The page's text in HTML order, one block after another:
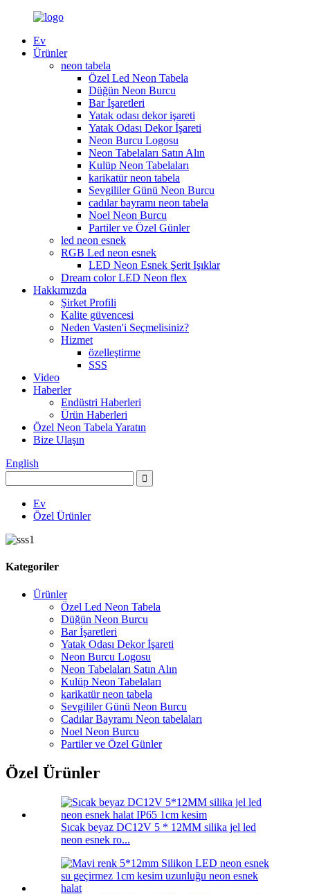
Ev
Ürünler
neon tabela
Özel Led Neon Tabela
Düğün Neon Burcu
Bar İşaretleri
Yatak odası dekor işareti
Yatak Odası Dekor İşareti
Neon Burcu Logosu
Neon Tabelaları Satın Alın
Kulüp Neon Tabelaları
karikatür neon tabela
Sevgililer Günü Neon Burcu
cadılar bayramı neon tabela
Noel Neon Burcu
Partiler ve Özel Günler
led neon esnek
RGB Led neon esnek
LED Neon Esnek Şerit Işıklar
Dream color LED Neon flex
Hakkımızda
Şirket Profili
Kalite güvencesi
Neden Vasten'i Seçmelisiniz?
Hizmet
özelleştirme
SSS
Video
Haberler
Endüstri Haberleri
Ürün Haberleri
Özel Neon Tabela Yaratın
Bize Ulaşın
English
Ev
Özel Ürünler
Kategoriler
Ürünler
Özel Led Neon Tabela
Düğün Neon Burcu
Bar İşaretleri
Yatak Odası Dekor İşareti
Neon Burcu Logosu
Neon Tabelaları Satın Alın
Kulüp Neon Tabelaları
karikatür neon tabela
Sevgililer Günü Neon Burcu
Cadılar Bayramı Neon tabelaları
Noel Neon Burcu
Partiler ve Özel Günler
Özel Ürünler
Sıcak beyaz DC12V 5 * 12MM silika jel led
neon esnek ro...